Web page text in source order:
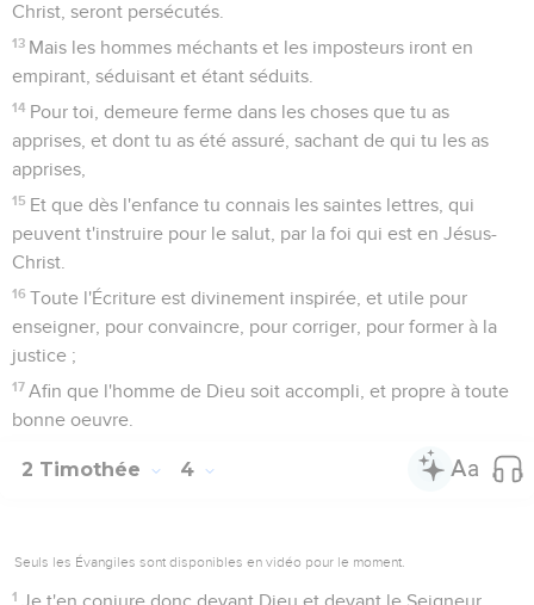
Christ, seront persécutés.
13 Mais les hommes méchants et les imposteurs iront en
empirant, séduisant et étant séduits.
14 Pour toi, demeure ferme dans les choses que tu as
apprises, et dont tu as été assuré, sachant de qui tu les as
apprises,
15 Et que dès l'enfance tu connais les saintes lettres, qui
peuvent t'instruire pour le salut, par la foi qui est en Jésus-
Christ.
16 Toute l'Écriture est divinement inspirée, et utile pour
enseigner, pour convaincre, pour corriger, pour former à la
justice ;
17 Afin que l'homme de Dieu soit accompli, et propre à toute
bonne oeuvre.
2 Timothée 4
Seuls les Évangiles sont disponibles en vidéo pour le moment.
1 Je t'en conjure donc devant Dieu et devant le Seigneur